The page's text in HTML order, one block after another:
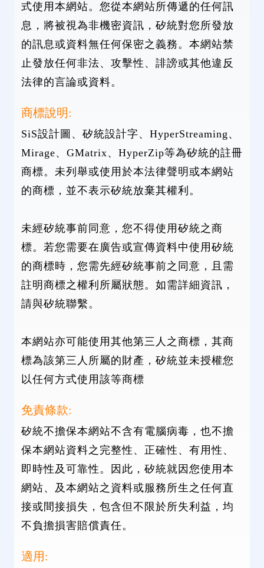
式使用本網站。您從本網站所傳遞的任何訊
息，將被視為非機密資訊，矽統對您所發放
的訊息或資料無任何保密之義務。本網站禁
止發放任何非法、攻擊性、誹謗或其他違反
法律的言論或資料。
商標說明:
SiS設計圖、矽統設計字、HyperStreaming、
Mirage、GMatrix、HyperZip等為矽統的註冊
商標。未列舉或使用於本法律聲明或本網站
的商標，並不表示矽統放棄其權利。
未經矽統事前同意，您不得使用矽統之商
標。若您需要在廣告或宣傳資料中使用矽統
的商標時，您需先經矽統事前之同意，且需
註明商標之權利所屬狀態。如需詳細資訊，
請與矽統聯繫。
本網站亦可能使用其他第三人之商標，其商
標為該第三人所屬的財產，矽統並未授權您
以任何方式使用該等商標
免責條款:
矽統不擔保本網站不含有電腦病毒，也不擔
保本網站資料之完整性、正確性、有用性、
即時性及可靠性。因此，矽統就因您使用本
網站、及本網站之資料或服務所生之任何直
接或間接損失，包含但不限於所失利益，均
不負擔損害賠償責任。
適用: